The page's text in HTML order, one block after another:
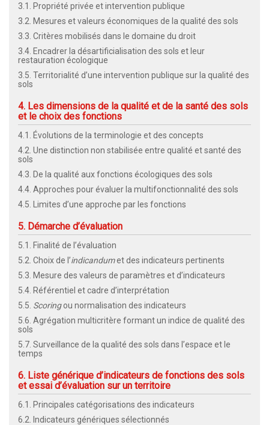
3.1. Propriété privée et intervention publique
3.2. Mesures et valeurs économiques de la qualité des sols
3.3. Critères mobilisés dans le domaine du droit
3.4. Encadrer la désartificialisation des sols et leur
restauration écologique
3.5. Territorialité d’une intervention publique sur la qualité des
sols
4. Les dimensions de la qualité et de la santé des sols
et le choix des fonctions
4.1. Évolutions de la terminologie et des concepts
4.2. Une distinction non stabilisée entre qualité et santé des
sols
4.3. De la qualité aux fonctions écologiques des sols
4.4. Approches pour évaluer la multifonctionnalité des sols
4.5. Limites d’une approche par les fonctions
5. Démarche d’évaluation
5.1. Finalité de l’évaluation
5.2. Choix de l’indicandumet des indicateurs pertinents
5.3. Mesure des valeurs de paramètres et d’indicateurs
5.4. Référentiel et cadre d’interprétation
5.5. Scoringou normalisation des indicateurs
5.6. Agrégation multicritère formant un indice de qualité des
sols
5.7. Surveillance de la qualité des sols dans l’espace et le
temps
6. Liste générique d’indicateurs de fonctions des sols
et essai d’évaluation sur un territoire
6.1. Principales catégorisations des indicateurs
6.2. Indicateurs génériques sélectionnés